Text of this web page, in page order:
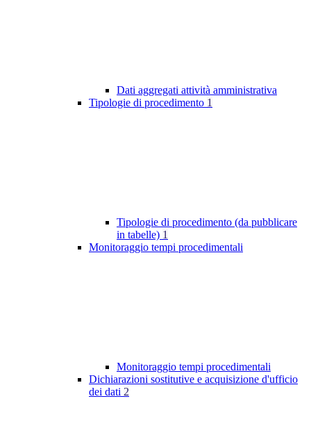
Dati aggregati attività amministrativa
Tipologie di procedimento 1
Tipologie di procedimento (da pubblicare
in tabelle) 1
Monitoraggio tempi procedimentali
Monitoraggio tempi procedimentali
Dichiarazioni sostitutive e acquisizione d'ufficio
dei dati 2